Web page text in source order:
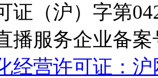
证（沪）字第
播服务企业备案
经营许可证：